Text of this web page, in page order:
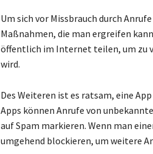
Um sich vor Missbrauch durch
Maßnahmen, die man ergreifen
öffentlich im Internet teilen, um zu
wird.
Des Weiteren ist es ratsam, eine
Apps können Anrufe von
auf Spam markieren. Wenn man
umgehend blockieren, um weitere